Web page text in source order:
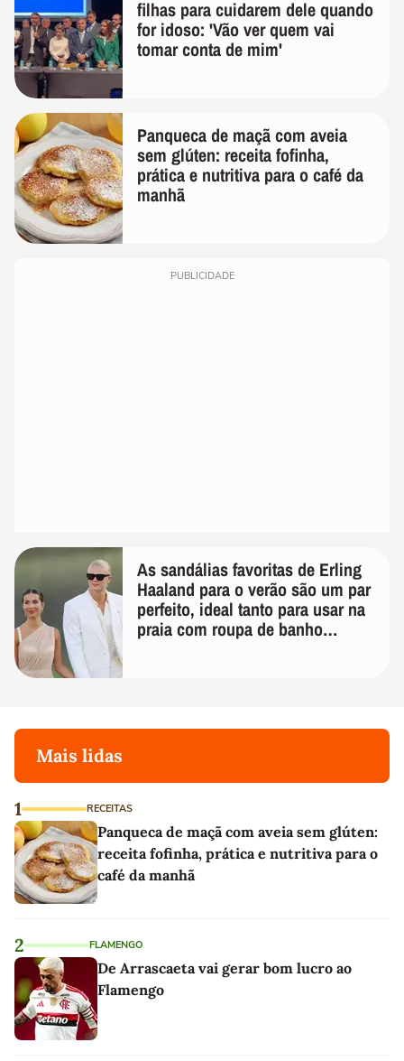
filhas para cuidarem dele quando
for idoso: 'Vão ver quem vai
tomar conta de mim'
Panqueca de maçã com aveia
sem glúten: receita fofinha,
prática e nutritiva para o café da
manhã
PUBLICIDADE
As sandálias favoritas de Erling
Haaland para o verão são um par
perfeito, ideal tanto para usar na
praia com roupa de banho
Mais lidas
1 RECEITAS
Panqueca de maçã com aveia sem glúten:
receita fofinha, prática e nutritiva para o
café da manhã
2 FLAMENGO
De Arrascaeta vai gerar bom lucro ao
Flamengo